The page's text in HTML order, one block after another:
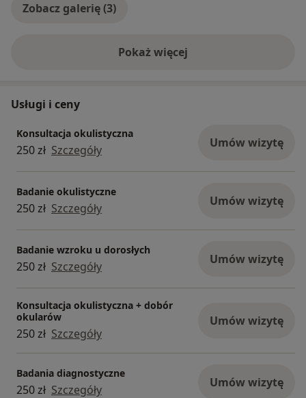
Zobacz galerię (3)
Pokaż więcejo doświadczeniu
Usługi i ceny
Konsultacja okulistyczna
250 zł Szczegóły Umów wizytę
Badanie okulistyczne
250 zł Szczegóły Umów wizytę
Badanie wzroku u dorosłych
250 zł Szczegóły Umów wizytę
Konsultacja okulistyczna + dobór
okularów
250 zł Szczegóły
Umów wizytę
Badania diagnostyczne
250 zł Szczegóły Umów wizytę